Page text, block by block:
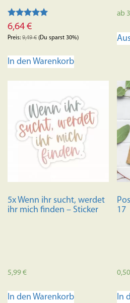
Bewertet mit
5.00
von 5
6,64 €
Preis: 9,49€ (Du sparst 30%)
In den Warenkorb
ab
5x Wenn ihr sucht, werdet
ihr mich finden – Sticker
5,99€
In den Warenkorb
17
In